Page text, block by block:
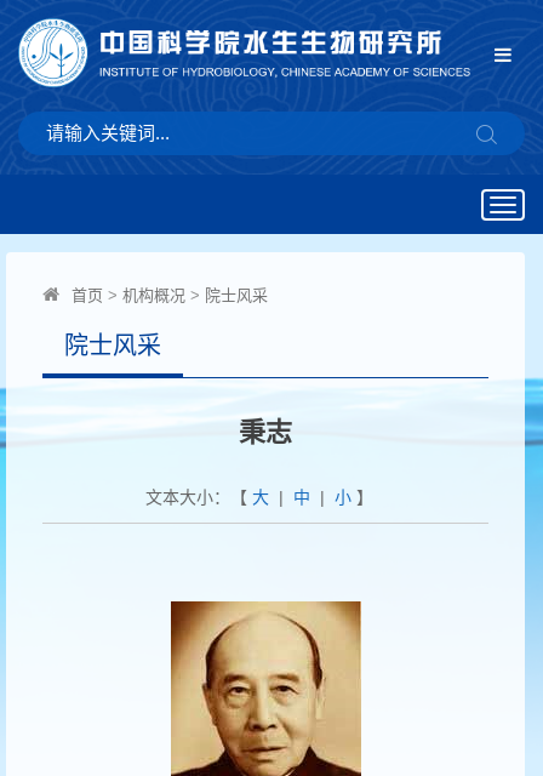
首页 > 机构概况 > 院士风采
院士风采
秉志
文本大小：【 大| 中 | 小】